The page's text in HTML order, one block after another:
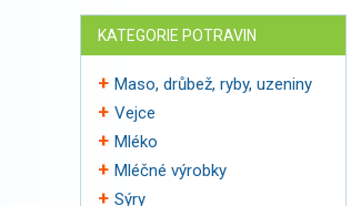
KATEGORIE POTRAVIN
Maso, drůbež, ryby, uzeniny
Vejce
Mléko
Mléčné výrobky
Sýry